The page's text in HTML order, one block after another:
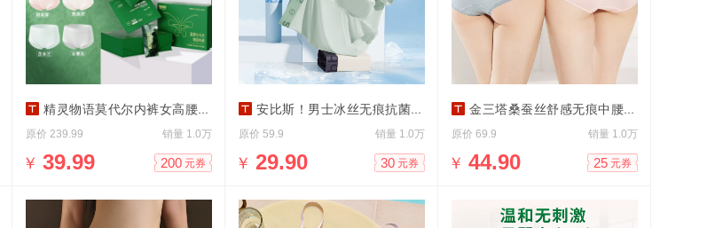
精灵物语莫代尔内裤女高腰抗菌礼盒装
原价 239.99 销量 1.0万
￥ 39.99 200 元券
安比斯！男士冰丝无痕抗菌内裤3条
原价 59.9 销量 1.0万
￥ 29.90 30 元券
金三塔桑蚕丝舒感无痕中腰内裤
原价 69.9 销量 1.0万
￥ 44.90 25 元券